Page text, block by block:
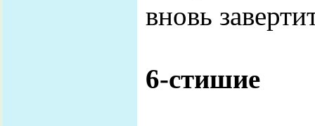
вновь
6-стишие